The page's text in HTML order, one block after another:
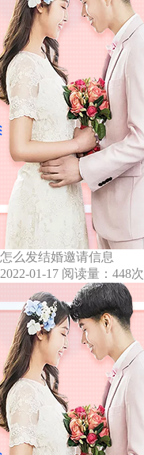
怎么发结婚邀请信息
2022-01-17 阅读量：448次